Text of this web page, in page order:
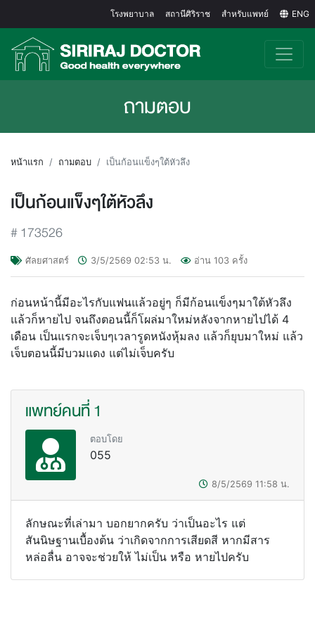
โรงพยาบาล สถานีศิริราช สำหรับแพทย์ ENG
ถามตอบ
หน้าแรก ถามตอบ เป็นก้อนแข็งๆใต้หัวลึง
เป็นก้อนแข็งๆใต้หัวลึง
#173526
ศัลยศาสตร์ 3/5/2569 02:53 น. อ่าน 103 ครั้ง
ก่อนหน้านี้มีอะไรกับแฟนแล้วอยู่ๆ ก็มีก้อนแข็งๆมาใต้หัวลึง
แล้วก็หายไป จนถึงตอนนี้ก็โผล่มาใหม่หลังจากหายไปได้ 4
เดือน เป็นแรกจะเจ็บๆเวลารูดหนังหุ้มลง แล้วก็ยุบมาใหม่ แล้ว
เจ็บตอนนี้มีบวมแดง แต่ไม่เจ็บครับ
แพทย์คนที่ 1
ตอบโดย
055
8/5/2569 11:58 น.
ลักษณะที่เล่ามา บอกยากครับ ว่าเป็นอะไร แต่
สันนิษฐานเบื้องต้น ว่าเกิดจากการเสียดสี หากมีสาร
หล่อลื่น อาจจะช่วยให้ ไม่เป็น หรือ หายไปครับ